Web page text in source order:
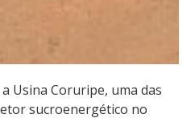
Usina Coruripe, uma das
sucroenergético no